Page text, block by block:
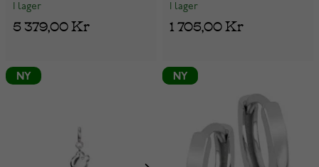
I lager
5 379,00 Kr
I lager
1 705,00 Kr
NY NY
NY